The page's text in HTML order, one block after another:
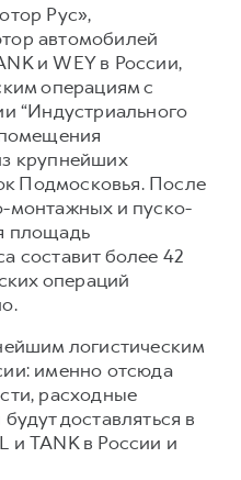
клиентам
клиентов
Рус»,
автомобилей
и WEY в России,
операциям с
“Индустриального
крупнейших
Подмосковья. После
монтажных и пуско-
площадь
составит более 42
операций
логистическим
именно отсюда
расходные
доставляться в
и TANK в России и